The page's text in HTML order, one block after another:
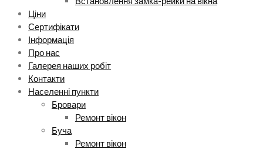
Ціни
Сертифікати
Інформація
Про нас
Галерея наших робіт
Контакти
Населенні пункти
Бровари
Ремонт вікон
Буча
Ремонт вікон